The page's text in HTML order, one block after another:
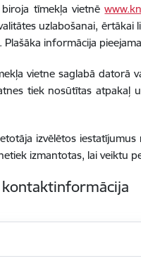
biroja tīmekļa vietnē
uzlabošanai, ērtākai
Plašāka informācija
vietne saglabā datorā
tiek nosūtītas atpakaļ
izvēlētos
izmantotas, lai veiktu